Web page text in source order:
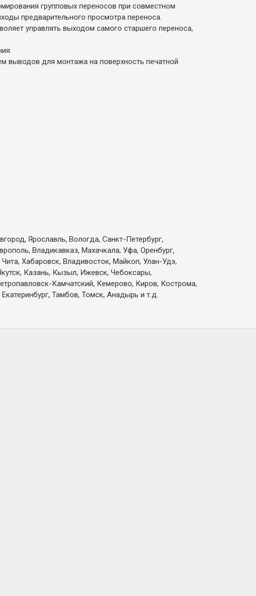
групповых переносов при совместном
предварительного просмотра переноса.
управлять выходом самого старшего переноса,
выводов для монтажа на поверхность печатной
Ярославль, Вологда, Санкт-Петербург,
Владикавказ, Махачкала, Уфа, Оренбург,
Хабаровск, Владивосток, Майкоп, Улан-Удэ,
Казань, Кызыл, Ижевск, Чебоксары,
Камчатский, Кемерово, Киров, Кострома,
Тамбов, Томск, Анадырь и т.д.